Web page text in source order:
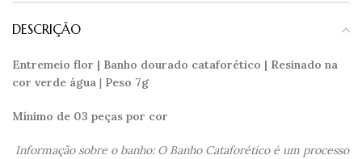
DESCRIÇÃO
Entremeio flor | Banho dourado cataforético | Resinado na
cor verde água | Peso 7g
Mínimo de 03 peças por cor
Informação sobre o banho: O Banho Cataforético é um processo